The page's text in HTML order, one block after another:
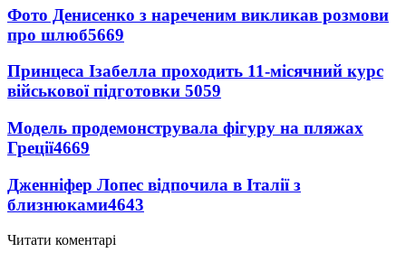
Фото Денисенко з нареченим викликав розмови
про шлюб5669
Принцеса Ізабелла проходить 11-місячний курс
військової підготовки 5059
Модель продемонструвала фігуру на пляжах
Греції4669
Дженніфер Лопес відпочила в Італії з
близнюками4643
Читати коментарі